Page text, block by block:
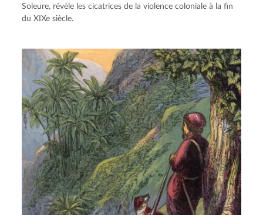
Soleure, révèle les cicatrices de la violence coloniale à la fin
du XIXe siècle.